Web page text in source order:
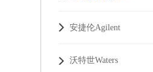
安捷伦Agilent
沃特世Waters